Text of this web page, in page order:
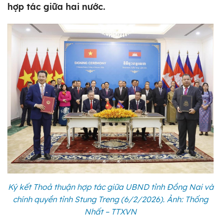
hợp tác giữa hai nước.
Ký kết Thoả thuận hợp tác giữa UBND tỉnh Đồng Nai và
chính quyền tỉnh Stung Treng (6/2/2026). Ảnh: Thống
Nhất – TTXVN